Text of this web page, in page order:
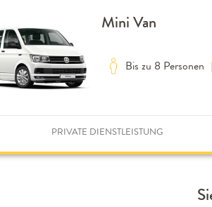
Mini Van
Bis zu 8 Personen
PRIVATE DIENSTLEISTUNG